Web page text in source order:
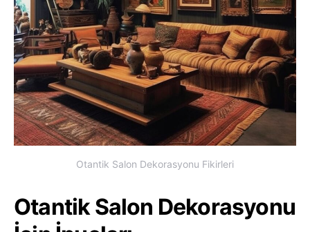
Otantik Salon Dekorasyonu Fikirleri
Otantik Salon Dekorasyonu